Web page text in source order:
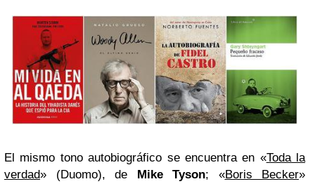
El mismo tono autobiográfico se encuentra en «Toda la
verdad» (Duomo), de Mike Tyson; «Boris Becker»